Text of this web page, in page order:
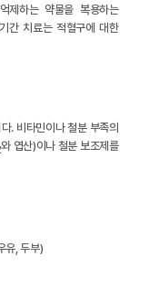
제하는 약물을 복용하는
간 치료는 적혈구에 대한
. 비타민이나 철분 부족의
와 엽산)이나 철분 보조제를
유, 두부)